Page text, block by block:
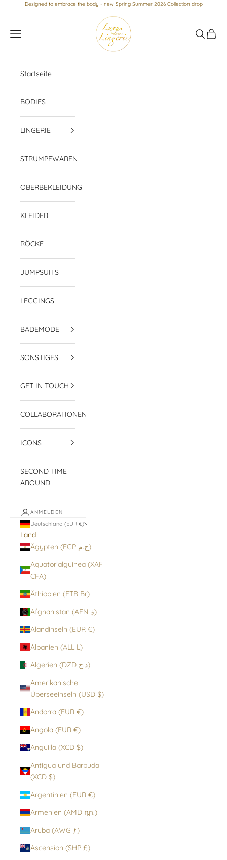
Zum Inhalt springen
Designed to embrace the body - new Spring Summer 2026 Collection drop
Luxus loves Lingerie
Menü
Suchen
Startseite
BODIES
LINGERIE
STRUMPFWAREN
OBERBEKLEIDUNG
KLEIDER
RÖCKE
JUMPSUITS
LEGGINGS
BADEMODE
SONSTIGES
GET IN TOUCH
COLLABORATIONEN
ICONS
SECOND TIME
AROUND
ANMELDEN
Deutschland (EUR €)
Land
Ägypten (EGP ج.م)
Äquatorialguinea (XAF
CFA)
Äthiopien (ETB Br)
Afghanistan (AFN ؋)
Ålandinseln (EUR €)
Albanien (ALL L)
Algerien (DZD د.ج)
Amerikanische
Überseeinseln (USD $)
Andorra (EUR €)
Angola (EUR €)
Anguilla (XCD $)
Antigua und Barbuda
(XCD $)
Argentinien (EUR €)
Armenien (AMD դր.)
Aruba (AWG ƒ)
Ascension (SHP £)